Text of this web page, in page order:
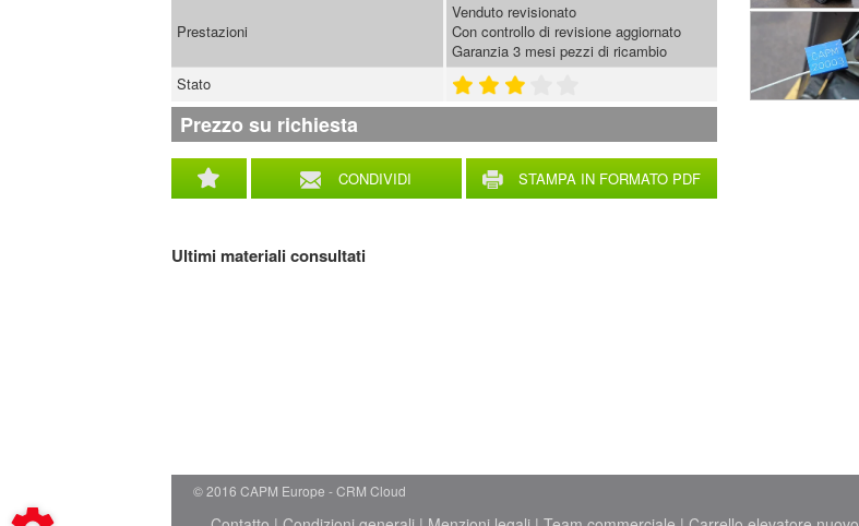
CONDIVIDI STAMPA IN FORMATO PDF
Prestazioni
Venduto revisionato
Con controllo di revisione aggiornato
Garanzia 3 mesi pezzi di ricambio
Stato
Prezzo su richiesta
Ultimi materiali consultati
© 2016 CAPM Europe CRM Cloud